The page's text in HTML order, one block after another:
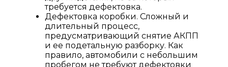
требуется дефектовка.
Дефектовка коробки. Сложный и
длительный процесс,
предусматривающий снятие АКПП
и ее подетальную разборку. Как
правило, автомобили с небольшим
пробегом не требуют дефектовки